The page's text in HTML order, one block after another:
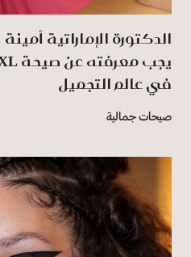
الدكتورة الإماراتية
في عالم التجميل
صيحات جمالية